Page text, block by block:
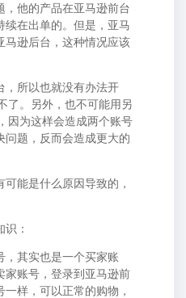
他的产品在亚马逊前台
续在出单的。但是，亚马
马逊后台，这种情况应该
所以也就没有办法开
了。另外，也不可能用另
因为这样会造成两个账号
问题，反而会造成更大的
能是什么原因导致的，
：
其实也是一个买家账
家账号，登录到亚马逊前
样，可以正常的购物，